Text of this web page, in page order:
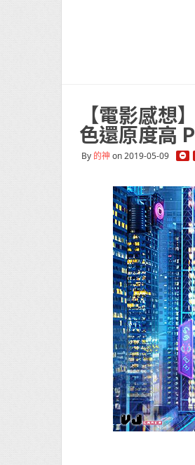
【電影感
色還原度高
By 的神 on 2019-05-09